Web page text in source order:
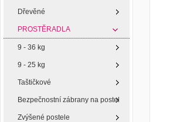
Dřevěné
PROSTĚRADLA
9 - 36 kg
9 - 25 kg
Taštičkové
Bezpečnostní zábrany na postel
Zvýšené postele